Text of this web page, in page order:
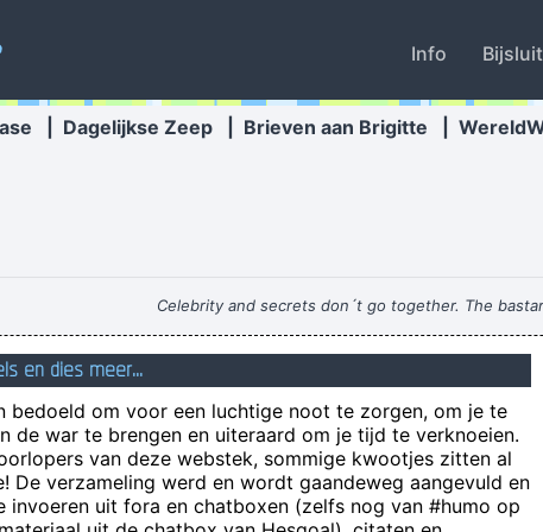
Info
Dagelijkse Zeep Brieven aan Brigitte
Celebrity and secrets don´t go together. The
Wilt u een schoenenwinkel beginnen? Geen
Knüppelhartes Teil, dem
de bange
een goed cafe
en dies meer...
bedoeld om voor een luchtige noot te zorgen, om je te
de war te brengen en uiteraard om je tijd te verknoeien.
van deze webstek, sommige kwootjes zitten al
De verzameling werd en wordt gaandeweg aangevuld en
uit fora en chatboxen (zelfs nog van #humo op